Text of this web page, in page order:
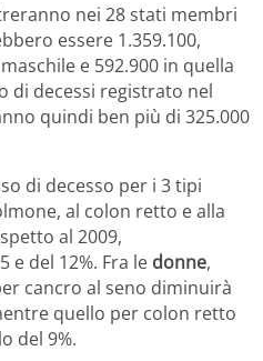
nei 28 stati membri
essere 1.359.100,
e 592.900 in quella
di decessi registrato nel
quindi ben più di 325.000
di decesso per i 3 tipi
al colon retto e alla
al 2009,
e del 12%. Fra le donne,
cancro al seno diminuirà
quello per colon retto
del 9%.